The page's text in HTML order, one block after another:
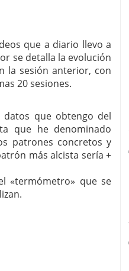
que a diario llevo a
se detalla la evolución
la sesión anterior, con
20 sesiones.
que obtengo del
que he denominado
patrones concretos y
más alcista sería +
«termómetro» que se